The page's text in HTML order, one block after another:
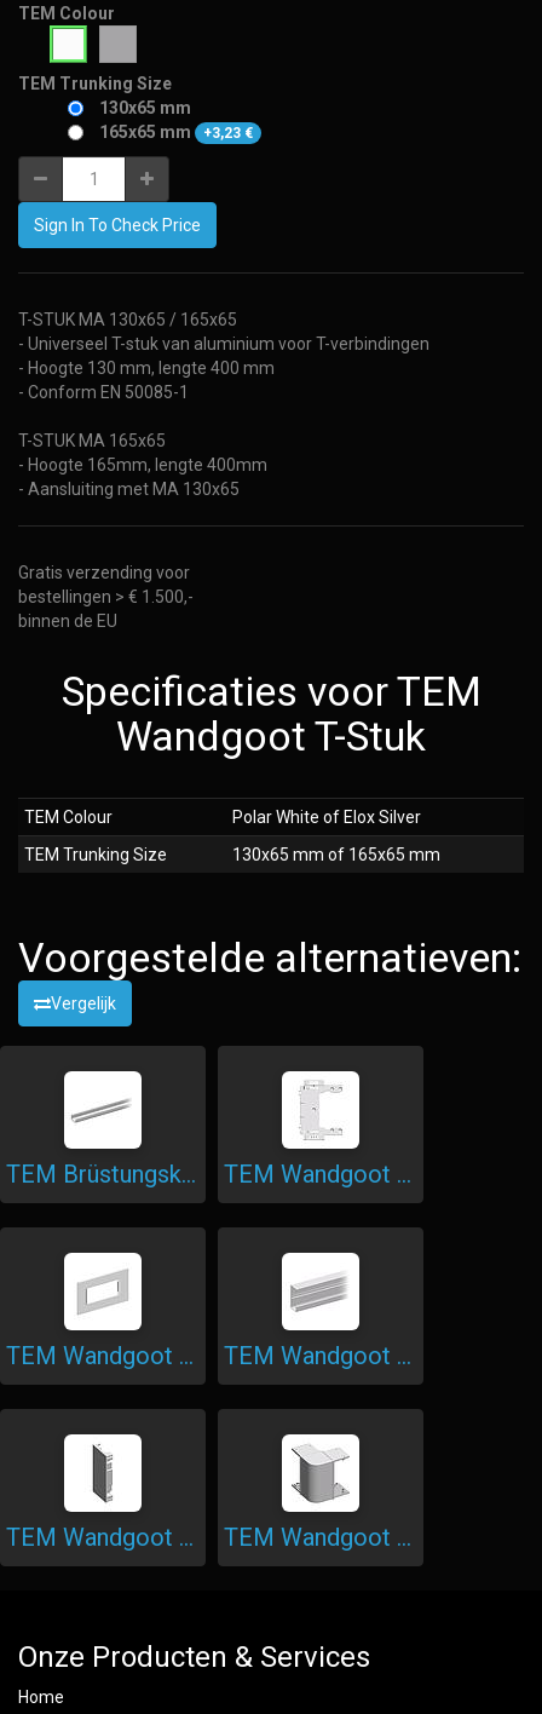
TEM Colour
TEM Trunking Size
130x65 mm
165x65 mm
+3,23 €
Sign In To Check Price
T-STUK MA 130x65 / 165x65
- Universeel T-stuk van aluminium voor T-verbindingen
- Hoogte 130 mm, lengte 400 mm
- Conform EN 50085-1
T-STUK MA 165x65
- Hoogte 165mm, lengte 400mm
- Aansluiting met MA 130x65
Gratis verzending voor
bestellingen > € 1.500,-
binnen de EU
Specificaties voor TEM
Wandgoot T-Stuk
TEM Colour
Polar White of Elox Silver
TEM Trunking Size
130x65 mm of 165x65 mm
Voorgestelde alternatieven:
Vergelijk
TEM Brüstungskanal Trennwand TEM Wandgoot Adapter Frame
TEM Wandgoot Afdekraam TEM Wandgoot Aluminium
TEM Wandgoot Eindplaat TEM Wandgoot Universele Hoek
Onze Producten & Services
Home